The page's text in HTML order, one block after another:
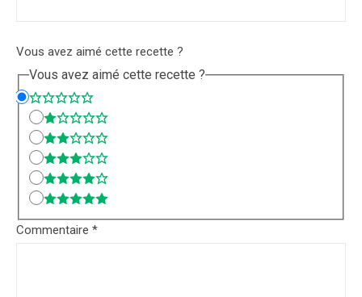
Vous avez aimé cette recette ?
Vous avez aimé cette recette ?
Commentaire *